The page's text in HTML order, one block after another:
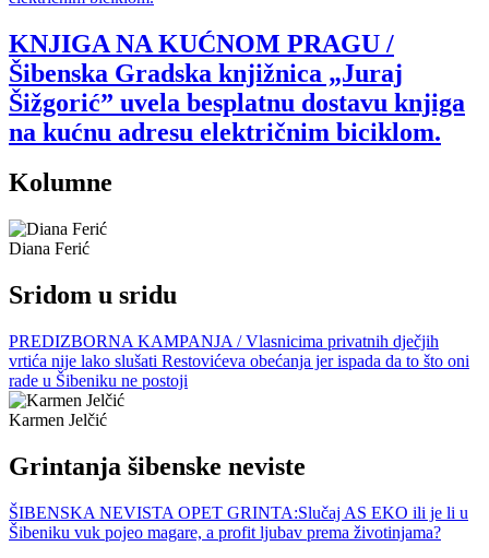
KNJIGA NA KUĆNOM PRAGU /
Šibenska Gradska knjižnica „Juraj
Šižgorić” uvela besplatnu dostavu knjiga
na kućnu adresu električnim biciklom.
Kolumne
Diana Ferić
Sridom u sridu
PREDIZBORNA KAMPANJA / Vlasnicima privatnih dječjih
vrtića nije lako slušati Restovićeva obećanja jer ispada da to što oni
rade u Šibeniku ne postoji
Karmen Jelčić
Grintanja šibenske neviste
ŠIBENSKA NEVISTA OPET GRINTA:Slučaj AS EKO ili je li u
Šibeniku vuk pojeo magare, a profit ljubav prema životinjama?